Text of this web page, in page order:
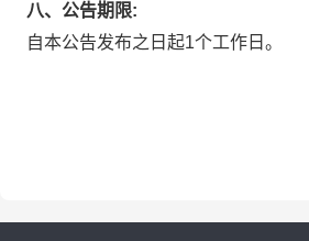
八、公告期限:
自本公告发布之日起1个工作日。